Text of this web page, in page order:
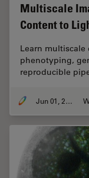
Multiscale
Content to
Learn
phenotyping,
reproducible
Jun 01, 2026